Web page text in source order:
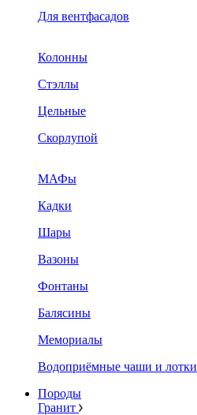
Для вентфасадов
Колонны
Стэллы
Цельные
Скорлупой
МАФы
Кадки
Шары
Вазоны
Фонтаны
Балясины
Мемориалы
Водоприёмные чаши и лотки
Породы
Гранит